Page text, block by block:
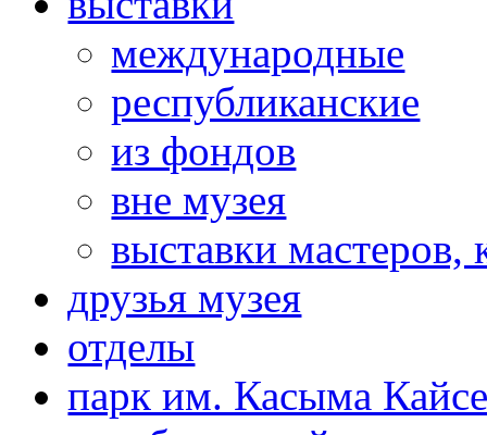
международные
республиканские
из фондов
вне музея
выставки мастеров,
друзья музея
отделы
парк им. Касыма